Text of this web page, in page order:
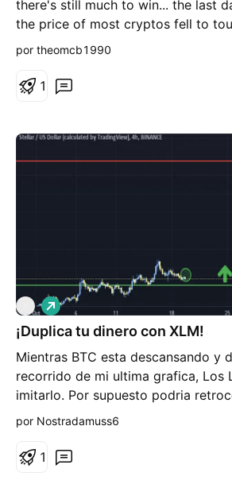
there's still much to win... the last
the price of most cryptos fell to
after all, had a raise. They are
support again, leaving us a
raise? Here's an example.
por theomcb1990
1
¡Duplica tu dinero con XLM!
Mientras BTC esta descansando y
recorrido de mi ultima grafica, Los
imitarlo. Por supuesto podria
del soporte señalada pero no esta
duplicar mi patrimonio.
L
a
r
g
o
por Nostradamuss6
1